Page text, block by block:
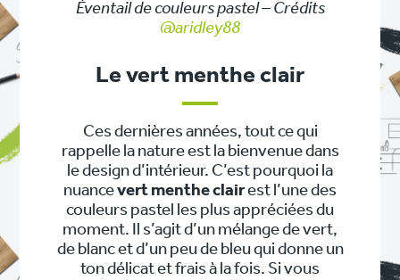
Éventail de couleurs pastel – Crédits
@aridley88
Le vert menthe clair
Ces dernières années, tout ce qui
rappelle la nature est la bienvenue dans
le design d’intérieur. C’est pourquoi la
nuancevert menthe clairest l’une des
couleurs pastel les plus appréciées du
moment. Il s’agit d’un mélange de vert,
de blanc et d’un peu de bleu qui donne un
ton délicat et frais à la fois. Si vous